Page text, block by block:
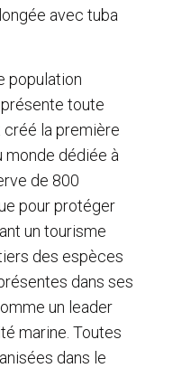
avec tuba
population
toute
créé la première
monde dédiée à
de 800
pour protéger
un tourisme
des espèces
dans ses
un leader
marine. Toutes
dans le